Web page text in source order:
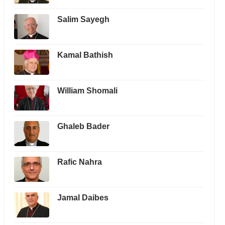
Salim Sayegh
Kamal Bathish
William Shomali
Ghaleb Bader
Rafic Nahra
Jamal Daibes